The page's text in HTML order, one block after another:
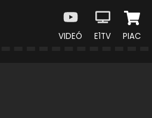
VIDEÓ E1TV PIAC